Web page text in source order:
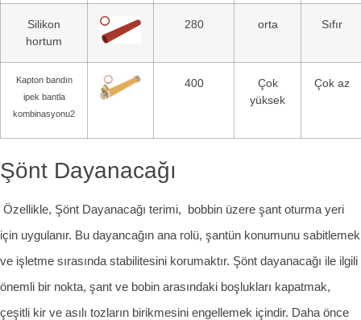
Silikon
hortum
280 orta Sıfır
Kapton bandın
ipek bantla
kombinasyonu2
400
Çok
yüksek
Çok az
Şönt Dayanacağı
Özellikle, Şönt Dayanacağı terimi, bobbin üzere şant oturma yeri
için uygulanır. Bu dayancağın ana rolü, şantün konumunu sabitlemek
ve işletme sırasında stabilitesini korumaktır. Şönt dayanacağı ile ilgili
önemli bir nokta, şant ve bobin arasındaki boşlukları kapatmak,
çeşitli kir ve asılı tozların birikmesini engellemek içindir. Daha önce